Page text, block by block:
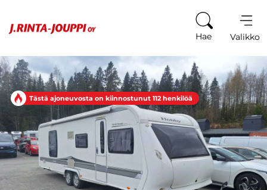
Hae Valikko
Tästä ajoneuvosta on kiinnostunut 112 henkilöä